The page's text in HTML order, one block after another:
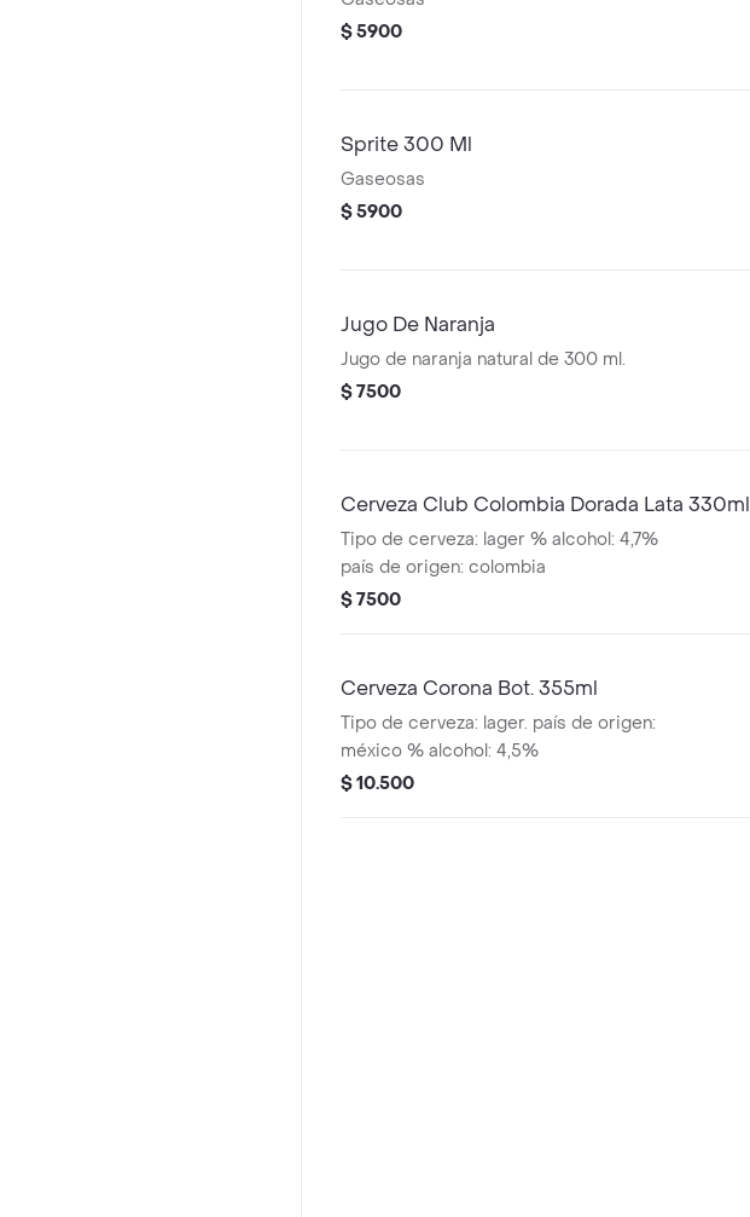
$ 5900
Sprite 300 Ml
Gaseosas
$ 5900
Jugo De Naranja
Jugo de naranja natural de 300 ml.
$ 7500
Cerveza Club Colombia Dorada Lata 330ml
Tipo de cerveza: lager % alcohol: 4,7%
país de origen: colombia
$ 7500
Cerveza Corona Bot. 355ml
Tipo de cerveza: lager. país de origen:
méxico % alcohol: 4,5%
$ 10.500